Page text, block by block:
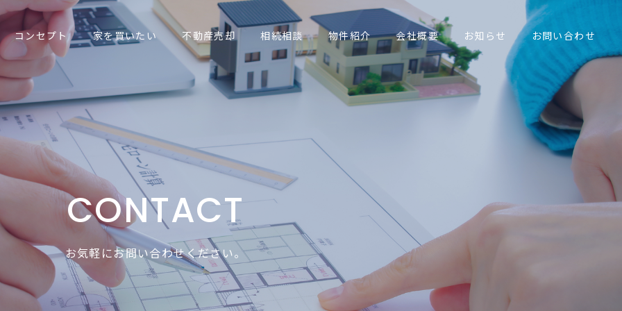
コンセプト 家を買いたい 不動産売却 相続相談 物件紹介 会社概要 お知らせ お問い合わせ
CONTACT
お気軽にお問い合わせください。